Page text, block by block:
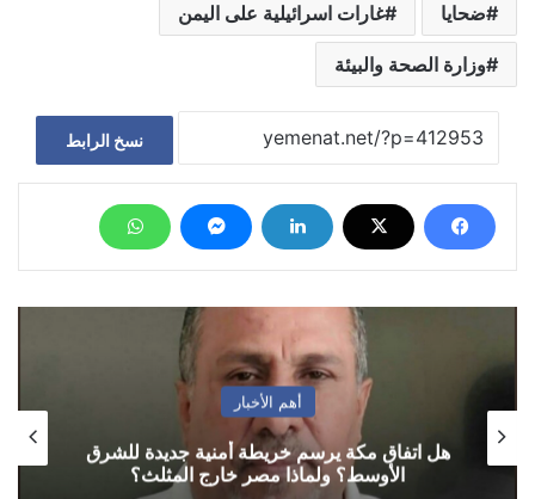
ضحايا غارات اسرائيلية على اليمن
وزارة الصحة والبيئة
نسخ الرابط
أهم الأخبار
هل اتفاق مكة يرسم خريطة أمنية جديدة للشرق
الأوسط؟ ولماذا مصر خارج المثلث؟